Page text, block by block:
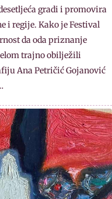
gradi i promovira
i regije. Kako je Festival
da oda priznanje
trajno obilježili
Ana Petričić Gojanović